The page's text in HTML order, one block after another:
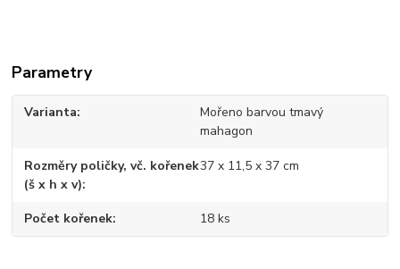
Parametry
Varianta
Mořeno barvou tmavý
mahagon
Rozměry poličky, vč. kořenek
(š x h x v)
37 x 11,5 x 37 cm
Počet kořenek 18 ks